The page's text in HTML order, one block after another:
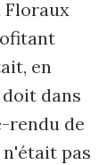
Floraux
en
dans
rendu de
n'était pas